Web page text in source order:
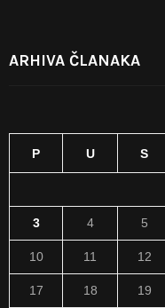
ARHIVA ČLANAKA
P U S
3 4 5
10 11 12
17 18 19